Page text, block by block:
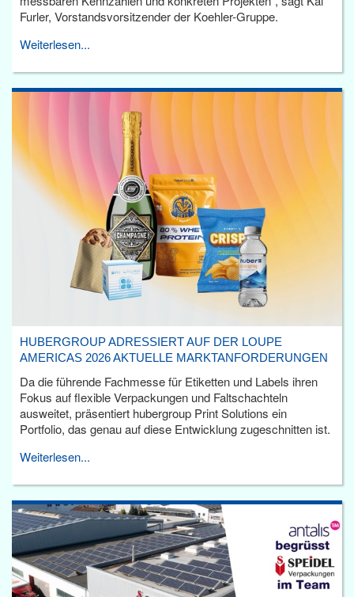
Furler, Vorstandsvorsitzender der Koehler-Gruppe.
Weiterlesen...
HUBERGROUP ADRESSIERT AUF DER LOUPE
AMERICAS 2026 AKTUELLE MARKTANFORDERUNGEN
Da die führende Fachmesse für Etiketten und Labels ihren
Fokus auf flexible Verpackungen und Faltschachteln
ausweitet, präsentiert hubergroup Print Solutions ein
Portfolio, das genau auf diese Entwicklung zugeschnitten ist.
Weiterlesen...